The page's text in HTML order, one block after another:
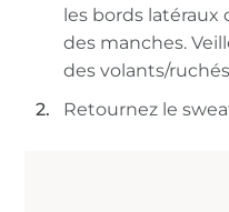
les bords
des manches.
des volants/
Retournez le